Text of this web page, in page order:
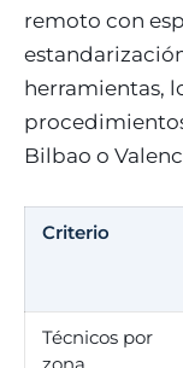
remoto con
herramientas,
Bilbao o
Criterio
Técnicos por